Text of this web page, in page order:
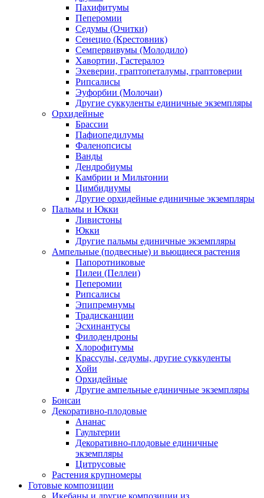
Пахифитумы
Пеперомии
Седумы (Очитки)
Сенецио (Крестовник)
Семпервивумы (Молодило)
Хавортии, Гастералоэ
Эхеверии, граптопеталумы, граптоверии
Рипсалисы
Эуфорбии (Молочаи)
Другие суккуленты единичные экземпляры
Орхидейные
Брассии
Пафиопедилумы
Фаленопсисы
Ванды
Дендробиумы
Камбрии и Мильтонии
Цимбидиумы
Другие орхидейные единичные экземпляры
Пальмы и Юкки
Ливистоны
Юкки
Другие пальмы единичные экземпляры
Ампельные (подвесные) и вьющиеся растения
Папоротниковые
Пилеи (Пеллеи)
Пеперомии
Рипсалисы
Эпипремнумы
Традисканции
Эсхинантусы
Филодендроны
Хлорофитумы
Крассулы, седумы, другие суккуленты
Хойи
Орхидейные
Другие ампельные единичные экземпляры
Бонсаи
Декоративно-плодовые
Ананас
Гаультерии
Декоративно-плодовые единичные
экземпляры
Цитрусовые
Растения крупномеры
Готовые композиции
Икебаны и другие композиции из